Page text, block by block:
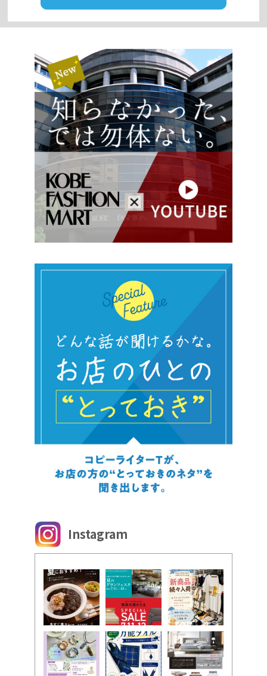
Instagram